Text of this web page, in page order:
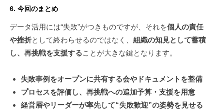
6. 今回のまとめ
データ活用には“失敗”がつきものですが、それを個人の責任
や挫折として終わらせるのではなく、 組織の知見として蓄積
し、再挑戦を支援することが大きな鍵となります。
失敗事例をオープンに共有する会やドキュメントを整備
プロセスを評価し、再挑戦への追加予算・支援を用意
経営層やリーダーが率先して“失敗歓迎”の姿勢を見せる